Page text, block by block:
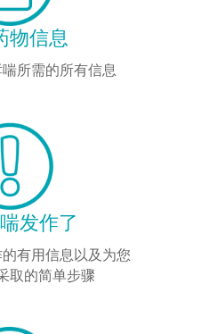
物信息
所需的所有信息
发作了
有用信息以及为您
取的简单步骤